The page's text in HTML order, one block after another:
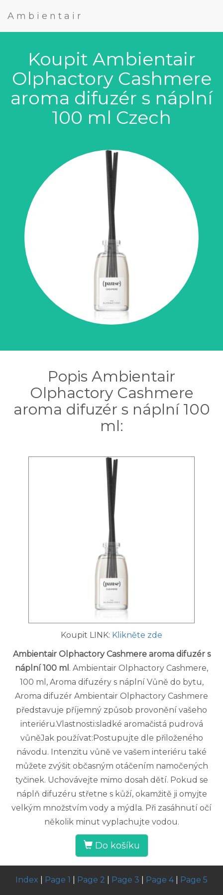
Ambientair
Koupit Ambientair
Olphactory Cashmere
aroma difuzér s náplní
100 ml Czech
Popis Ambientair
Olphactory Cashmere
aroma difuzér s náplní 100
ml:
Koupit LINK: Klikněte zde
Ambientair Olphactory Cashmere aroma difuzér s
náplní 100 ml . Ambientair Olphactory Cashmere,
100 ml, Aroma difuzéry s náplní Vůně do bytu,
Aroma difuzér Ambientair Olphactory Cashmere
představuje příjemný způsob provonění vašeho
interiéru.Vlastnosti:sladké aromačistá pudrová
vůněJak používat:Postupujte dle přiloženého
návodu. Intenzitu vůně ve vašem interiéru také
můžete zvýšit občasným otáčením namočených
tyčinek. Uchovávejte mimo dosah dětí. Pokud se
náplň difuzéru střetne s kůží, okamžitě ji omyjte
velkým množstvím vody a mýdla. Při zasáhnutí očí
několik minut vyplachujte vodou.
Do košíku
Index Page 1 Page 2 Page 3 Page 4| Page 5